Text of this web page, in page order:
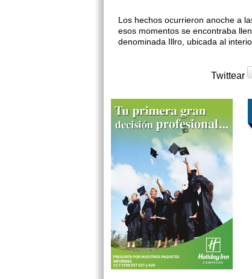
Los hechos ocurrieron anoche a
esos momentos se encontraba
denomina­da Illro, ubicada al
Twittear